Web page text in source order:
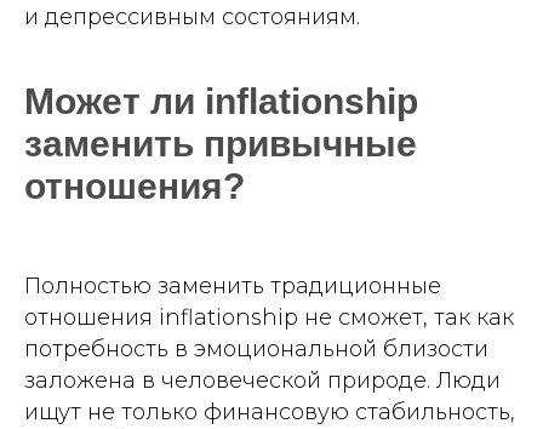
и депрессивным состояниям.
Может ли inflationship
заменить привычные
отношения?
Полностью заменить традиционные
отношения inflationship не сможет, так как
потребность в эмоциональной близости
заложена в человеческой природе. Люди
ищут не только финансовую стабильность,